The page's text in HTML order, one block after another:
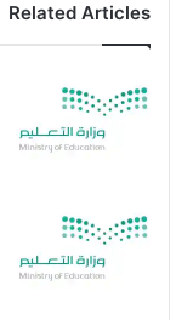
Related Articles